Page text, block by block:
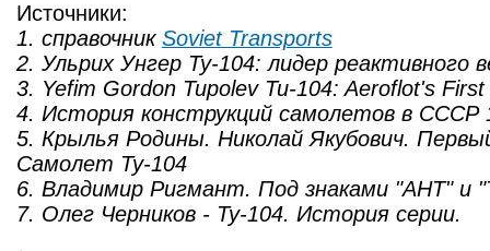
Источники:
1. справочник Soviet Transports
2. Ульрих Унгер Ту-104: лидер реактивного
3. Yefim Gordon Tupolev Tu-104: Aeroflot's
4. История конструкций самолетов в СССР
5. Крылья Родины. Николай Якубович.
Самолет Ту-104
6. Владимир Ригмант. Под знаками "АНТ" и
7. Олег Черников - Ту-104. История серии.